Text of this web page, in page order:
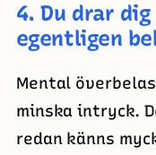
4. Du drar
egentligen
Mental
minska intryck.
redan känns